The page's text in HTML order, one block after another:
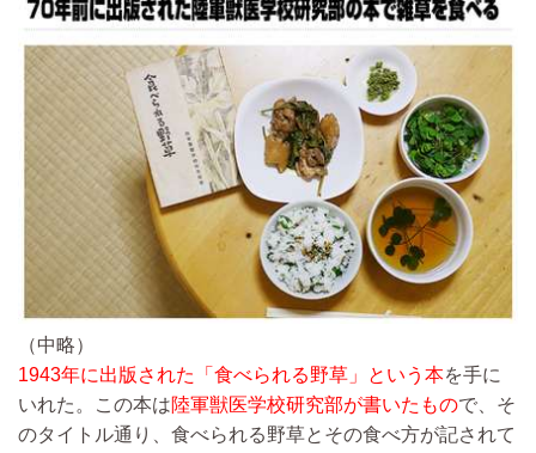
（中略）
1943年に出版された「食べられる野草」という本を手に
いれた。この本は陸軍獣医学校研究部が書いたもので、そ
のタイトル通り、食べられる野草とその食べ方が記されて